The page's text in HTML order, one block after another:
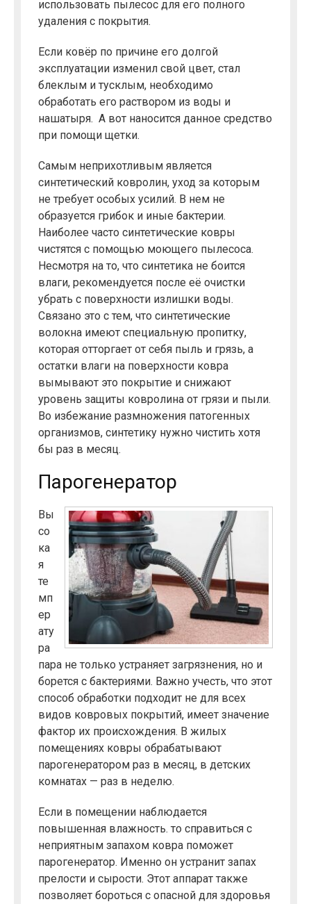
использовать пылесос для его полного
удаления с покрытия.
Если ковёр по причине его долгой
эксплуатации изменил свой цвет, стал
блеклым и тусклым, необходимо
обработать его раствором из воды и
нашатыря. А вот наносится данное средство
при помощи щетки.
Самым неприхотливым является
синтетический ковролин, уход за которым
не требует особых усилий. В нем не
образуется грибок и иные бактерии.
Наиболее часто синтетические ковры
чистятся с помощью моющего пылесоса.
Несмотря на то, что синтетика не боится
влаги, рекомендуется после её очистки
убрать с поверхности излишки воды.
Связано это с тем, что синтетические
волокна имеют специальную пропитку,
которая отторгает от себя пыль и грязь, а
остатки влаги на поверхности ковра
вымывают это покрытие и снижают
уровень защиты ковролина от грязи и пыли.
Во избежание размножения патогенных
организмов, синтетику нужно чистить хотя
бы раз в месяц.
Парогенератор
Вы
со
ка
я
те
мп
ер
ату
ра
пара не только устраняет загрязнения, но и
борется с бактериями. Важно учесть, что этот
способ обработки подходит не для всех
видов ковровых покрытий, имеет значение
фактор их происхождения. В жилых
помещениях ковры обрабатывают
парогенератором раз в месяц, в детских
комнатах — раз в неделю.
Если в помещении наблюдается
повышенная влажность. то справиться с
неприятным запахом ковра поможет
парогенератор. Именно он устранит запах
прелости и сырости. Этот аппарат также
позволяет бороться с опасной для здоровья